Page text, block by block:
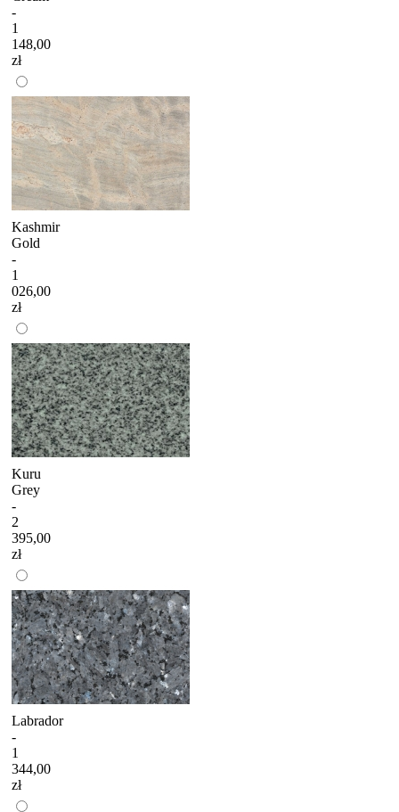
-
1
148,00
zł
Kashmir
Gold
-
1
026,00
zł
Kuru
Grey
-
2
395,00
zł
Labrador
-
1
344,00
zł